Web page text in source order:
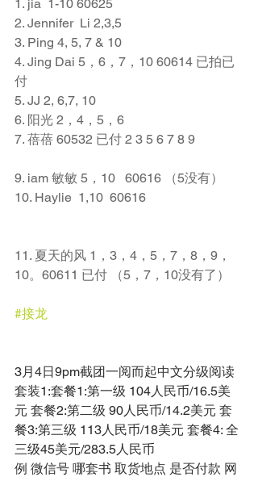
1. jia  1-10 60625
2. Jennifer  Li 2,3,5
3. Ping 4, 5, 7 & 10
4. Jing Dai 5，6，7，10 60614 已拍已
付
5. JJ 2, 6,7, 10
6. 阳光 2，4，5，6
7. 蓓蓓 60532 已付 2 3 5 6 7 8 9
9. iam 敏敏 5，10   60616 （5没有）
10. Haylie  1,10  60616
11. 夏天的风 1，3，4，5，7，8，9，
10。60611 已付 （5，7，10没有了）
#接龙
3月4日9pm截团一阅而起中文分级阅读
套装1:套餐1:第一级 104人民币/16.5美
元 套餐2:第二级 90人民币/14.2美元 套
餐3:第三级 113人民币/18美元 套餐4: 全
三级45美元/283.5人民币
例 微信号 哪套书 取货地点 是否付款 网